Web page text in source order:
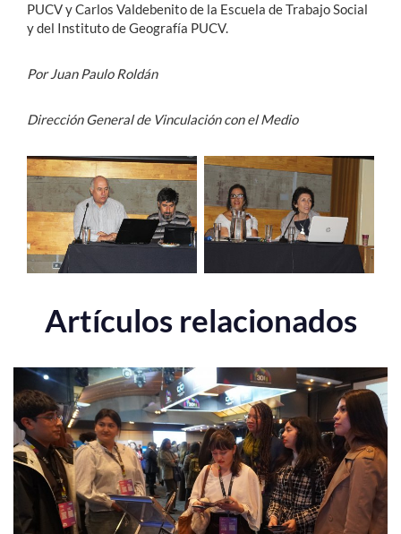
PUCV y Carlos Valdebenito de la Escuela de Trabajo Social
y del Instituto de Geografía PUCV.
Por Juan Paulo Roldán
Dirección General de Vinculación con el Medio
Artículos relacionados